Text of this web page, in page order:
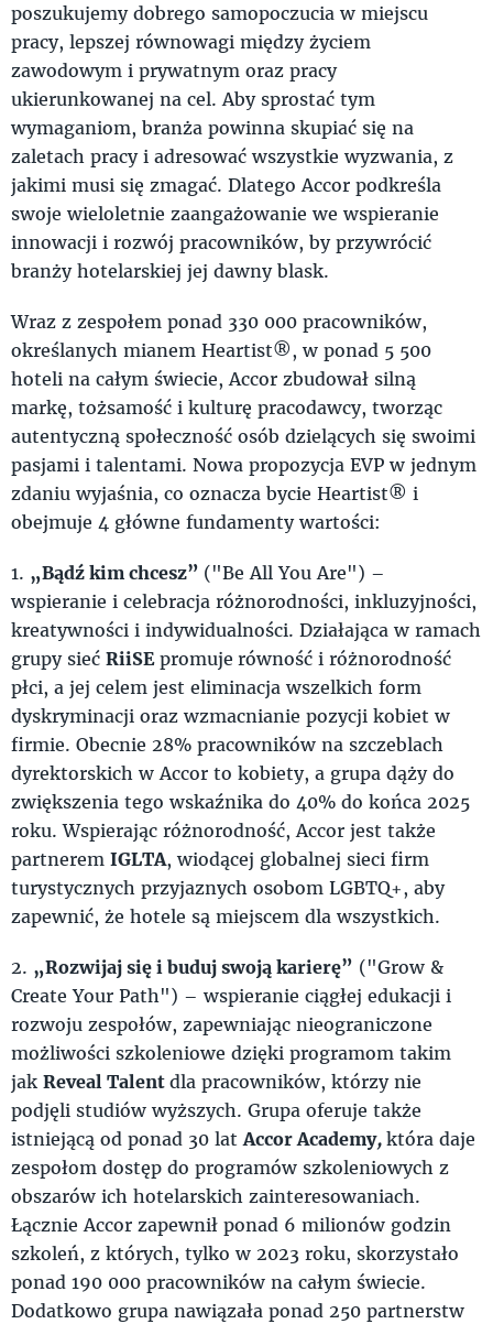
poszukujemy dobrego samopoczucia w miejscu
pracy, lepszej równowagi między życiem
zawodowym i prywatnym oraz pracy
ukierunkowanej na cel. Aby sprostać tym
wymaganiom, branża powinna skupiać się na
zaletach pracy i adresować wszystkie wyzwania, z
jakimi musi się zmagać. Dlatego Accor podkreśla
swoje wieloletnie zaangażowanie we wspieranie
innowacji i rozwój pracowników, by przywrócić
branży hotelarskiej jej dawny blask.
Wraz z zespołem ponad 330 000 pracowników,
określanych mianem Heartist®, w ponad 5 500
hoteli na całym świecie, Accor zbudował silną
markę, tożsamość i kulturę pracodawcy, tworząc
autentyczną społeczność osób dzielących się swoimi
pasjami i talentami. Nowa propozycja EVP w jednym
zdaniu wyjaśnia, co oznacza bycie Heartist® i
obejmuje 4 główne fundamenty wartości:
1. „Bądź kim chcesz” ("Be All You Are") –
wspieranie i celebracja różnorodności, inkluzyjności,
kreatywności i indywidualności. Działająca w ramach
grupy sieć RiiSEpromuje równość i różnorodność
płci, a jej celem jest eliminacja wszelkich form
dyskryminacji oraz wzmacnianie pozycji kobiet w
firmie. Obecnie 28% pracowników na szczeblach
dyrektorskich w Accor to kobiety, a grupa dąży do
zwiększenia tego wskaźnika do 40% do końca 2025
roku. Wspierając różnorodność, Accor jest także
partnerem IGLTA, wiodącej globalnej sieci firm
turystycznych przyjaznych osobom LGBTQ+, aby
zapewnić, że hotele są miejscem dla wszystkich.
2. „Rozwijaj się i buduj swoją karierę” ("Grow &
Create Your Path") – wspieranie ciągłej edukacji i
rozwoju zespołów, zapewniając nieograniczone
możliwości szkoleniowe dzięki programom takim
jak Reveal Talentdla pracowników, którzy nie
podjęli studiów wyższych. Grupa oferuje także
istniejącą od ponad 30 latAccor Academy,która daje
zespołom dostęp do programów szkoleniowych z
obszarów ich hotelarskich zainteresowaniach.
Łącznie Accor zapewnił ponad 6 milionów godzin
szkoleń, z których, tylko w 2023 roku, skorzystało
ponad 190 000 pracowników na całym świecie.
Dodatkowo grupa nawiązała ponad 250 partnerstw